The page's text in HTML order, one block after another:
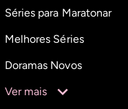
Séries para Maratonar
Melhores Séries
Doramas Novos
Ver mais